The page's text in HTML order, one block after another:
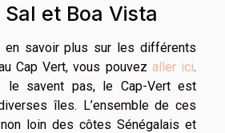
et Boa Vista
en savoir plus sur les différents
Cap Vert, vous pouvez aller ici.
le savent pas, le Cap-Vert est
îles. L’ensemble de ces
loin des côtes Sénégalais et